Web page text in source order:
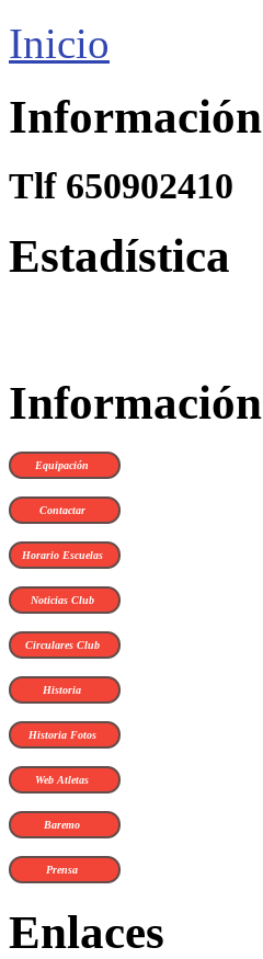
Inicio
Información
Tlf 650902410
Estadística
Información
Equipación
Contactar
Horario Escuelas
Noticias Club
Circulares Club
Historia
Historia Fotos
Web Atletas
Baremo
Prensa
Enlaces